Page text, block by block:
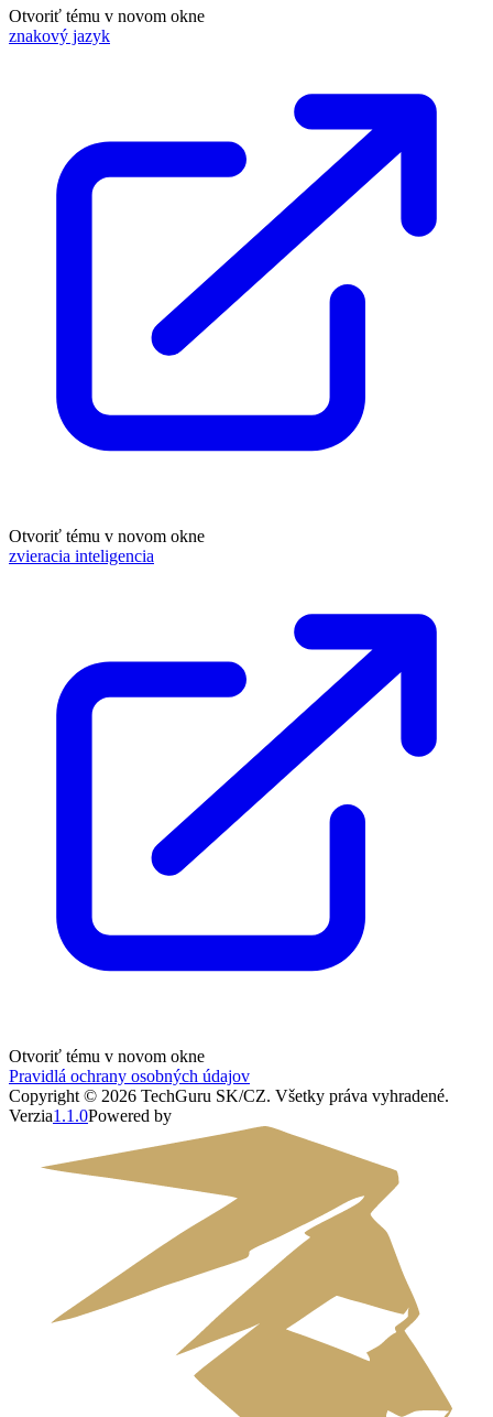
Otvoriť tému v novom okne
znakový jazyk
Otvoriť tému v novom okne
zvieracia inteligencia
Otvoriť tému v novom okne
Pravidlá ochrany osobných údajov
Copyright © 2026 TechGuru SK/CZ. Všetky práva vyhradené.
Verzia1.1.0Powered by